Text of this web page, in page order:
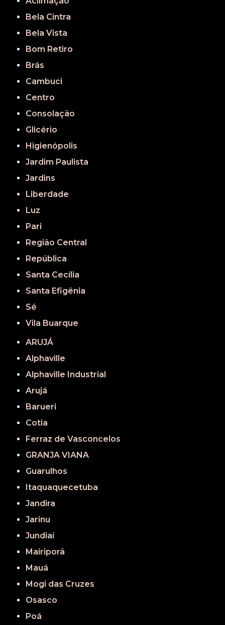
Bela Cintra
Bela Vista
Bom Retiro
Brás
Cambuci
Centro
Consolação
Glicério
Higienópolis
Jardim Paulista
Jardins
Liberdade
Luz
Pari
Região Central
República
Santa Cecília
Santa Efigênia
Sé
Vila Buarque
ARUJÁ
Alphaville
Alphaville Industrial
Arujá
Barueri
Cotia
Ferraz de Vasconcelos
GRANJA VIANA
Guarulhos
Itaquaquecetuba
Jandira
Jarinu
Jundiaí
Mairiporã
Mauá
Mogi das Cruzes
Osasco
Poá